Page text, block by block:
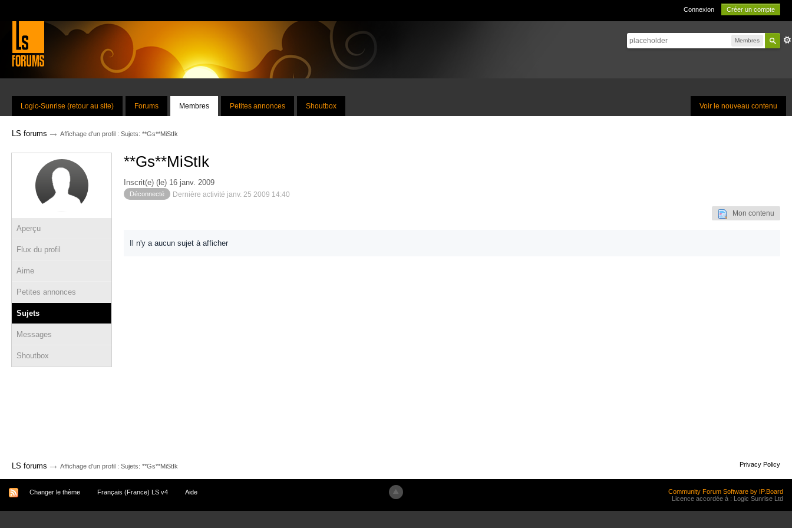
Connexion Créer un compte
Membres
Voir le nouveau contenu
Logic-Sunrise (retour au site) Forums Membres Petites annonces Shoutbox
LS forums → Affichage d'un profil : Sujets: **Gs**MiStIk
Aperçu
Flux du profil
Aime
Petites annonces
Sujets
Messages
Shoutbox
**Gs**MiStIk
Inscrit(e) (le) 16 janv. 2009
Déconnecté Dernière activité janv. 25 2009 14:40
Mon contenu
Il n'y a aucun sujet à afficher
LS forums → Affichage d'un profil : Sujets: **Gs**MiStIk Privacy Policy
Changer le thème Français (France) LS v4 Aide
Community Forum Software by IP.Board
Licence accordée à : Logic Sunrise Ltd